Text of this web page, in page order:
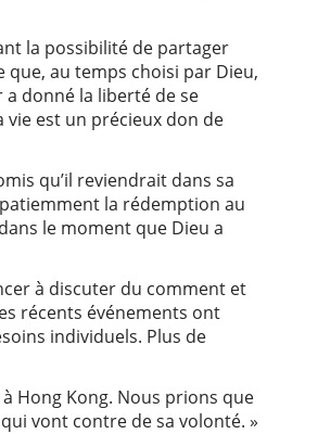
la possibilité de partager
au temps choisi par Dieu,
donné la liberté de se
vie est un précieux don de
qu’il reviendrait dans sa
la rédemption au
le moment que Dieu a
à discuter du comment et
récents événements ont
individuels. Plus de
Hong Kong. Nous prions que
vont contre de sa volonté. »